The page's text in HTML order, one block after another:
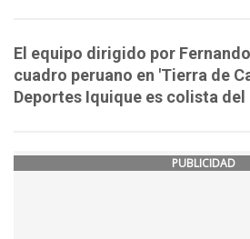
El equipo dirigido por
cuadro peruano en 'Tierra de
Deportes Iquique es colista del
PUBLICIDAD